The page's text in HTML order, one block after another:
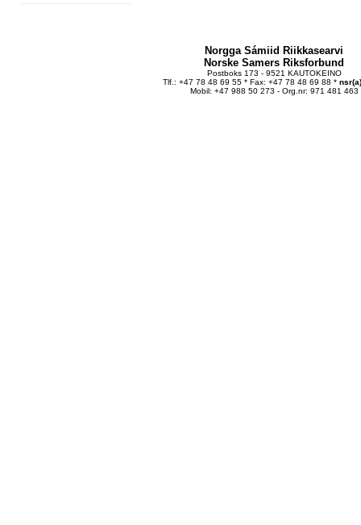
Norgga Sámiid Riikkasearvi
Norske Samers Riksforbund
Postboks 173 - 9521 KAUTOKEINO
Tlf.: +47 78 48 69 55 * Fax: +47 78 48 69 88 *
Mobil: +47 988 50 273 - Org.nr: 971 481 463